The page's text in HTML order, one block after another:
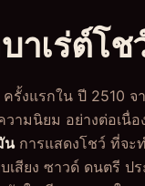
าเร่ต์โช
ครั้งแรกใน ปี 2510
ามนิยม อย่างต่อเนื่
นการแสดงโชว์ ที่จะ
เสียง ซาวด์ ดนตรี